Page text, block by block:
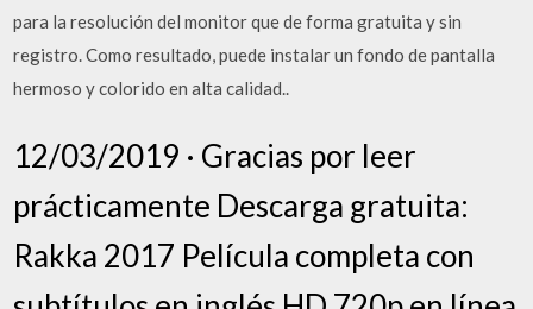
para la resolución del monitor que de forma gratuita y sin
registro. Como resultado, puede instalar un fondo de pantalla
hermoso y colorido en alta calidad..
12/03/2019 · Gracias por leer
prácticamente Descarga gratuita:
Rakka 2017 Película completa con